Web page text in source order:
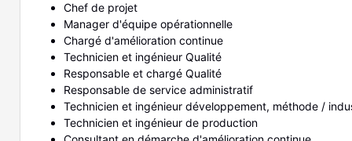
Chef de projet
Manager d'équipe opérationnelle
Chargé d'amélioration continue
Technicien et ingénieur Qualité
Responsable et chargé Qualité
Responsable de service administratif
Technicien et ingénieur développement, méthode /
Technicien et ingénieur de production